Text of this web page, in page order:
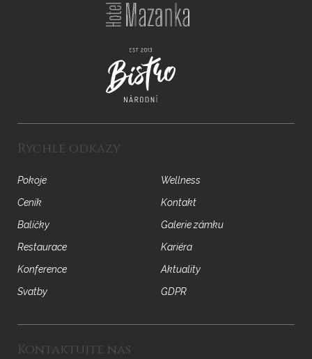
Rychlé odkazy
Pokoje
Ceník
Balíčky
Restaurace
Konference
Svatby
Wellness
Kontakt
Galerie zámku
Kariéra
Aktuality
GDPR
Kontaktujte nás